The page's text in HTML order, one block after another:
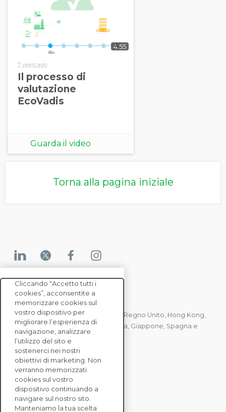
4:55
7 years ago
Il processo di
valutazione
EcoVadis
Guarda il video
Torna alla pagina iniziale
CONTATTACI
Abbiamo uffici in Francia, Stati Uniti, Regno Unito, Hong Kong,
Mauritius, Polonia, Canada, Germania, Giappone, Spagna e
Singapore.
CONTATTACI
SOLUZIONI
Cliccando “Accetto tutti i
cookies”, acconsentite a
memorizzare cookies sul
vostro dispositivo per
migliorare l’esperienza di
navigazione, analizzare
l’utilizzo del sito e
sostenerci nei nostri
obiettivi di marketing. Non
verranno memorizzati
cookies sul vostro
dispositivo continuando a
navigare sul nostro sito.
Manteniamo la tua scelta